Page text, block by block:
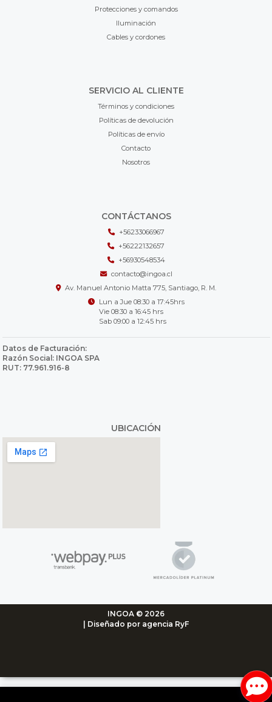
Protecciones y comandos
Iluminación
Cables y cordones
SERVICIO AL CLIENTE
Términos y condiciones
Políticas de devolución
Políticas de envío
Contacto
Nosotros
CONTÁCTANOS
+56233066967
+56222132657
+56930548534
contacto@ingoa.cl
Av. Manuel Antonio Matta 775, Santiago, R. M.
Lun a Jue 08:30 a 17:45hrs
Vie 08:30 a 16:45 hrs
Sab 09:00 a 12:45 hrs
Datos de Facturación:
Razón Social: INGOA SPA
RUT: 77.961.916-8
UBICACIÓN
INGOA © 2026
| Diseñado por agencia RyF